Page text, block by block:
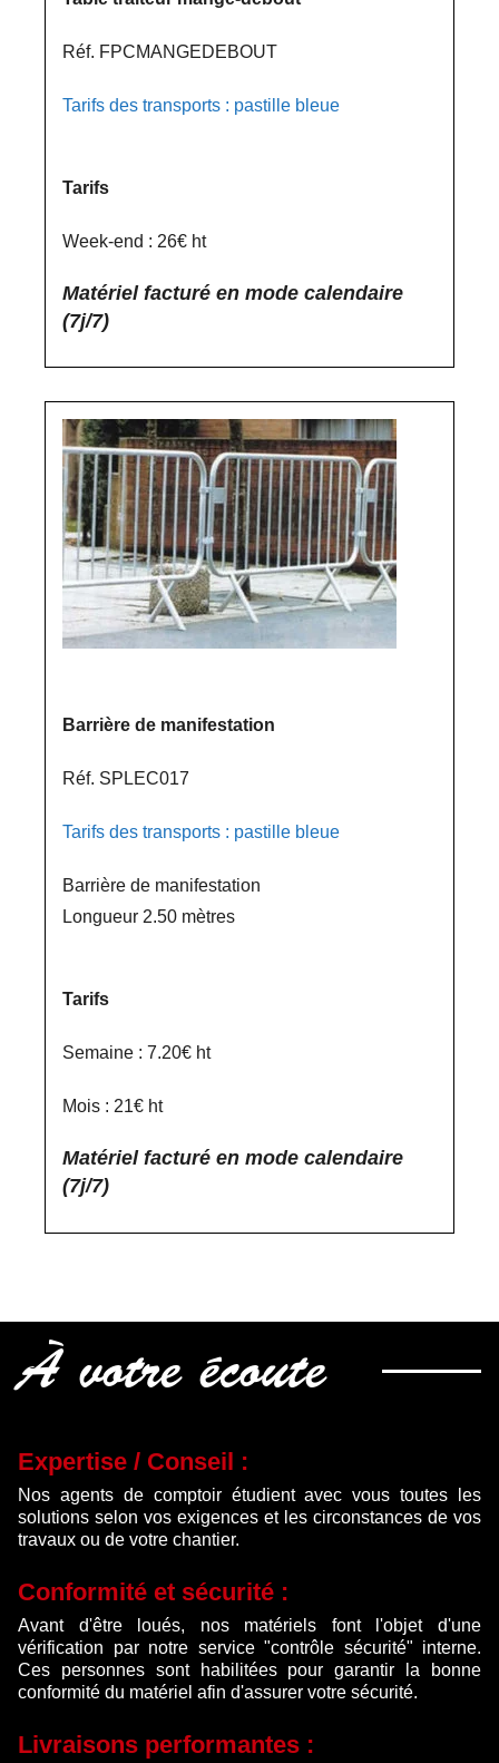
Réf. FPCMANGEDEBOUT
Tarifs des transports : pastille bleue
Tarifs
Week-end : 26€ ht
Matériel facturé en mode calendaire
(7j/7)
Barrière de manifestation
Réf. SPLEC017
Tarifs des transports : pastille bleue
Barrière de manifestation
Longueur 2.50 mètres
Tarifs
Semaine : 7.20€ ht
Mois : 21€ ht
Matériel facturé en mode calendaire
(7j/7)
À votre écoute
Expertise / Conseil :
Nos agents de comptoir étudient avec vous toutes les
solutions selon vos exigences et les circonstances de vos
travaux ou de votre chantier.
Conformité et sécurité :
Avant d'être loués, nos matériels font l'objet d'une
vérification par notre service "contrôle sécurité" interne.
Ces personnes sont habilitées pour garantir la bonne
conformité du matériel afin d'assurer votre sécurité.
Livraisons performantes :